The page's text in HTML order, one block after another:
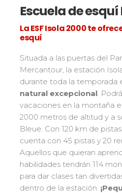
Esquí de travesía 121
Seminario / Team Building
Raquetas
Handiski
Nórdico 88
Por región
Saboya
Alta Saboya 33
Isère 17
Alpes del sur
Macizo Central 4
Adolescentes y
Performance
Mídete con otros
Pruebas de esquí
Niños
Del Ourson a la Étoile d'Or
Adolescentes y
Todos los niveles
Performance
Mídete con otros
Les directs
Suivez les coureurs en direct
Classement esf Ski
Le classement national
Résultats et archives
Ski Open Coq d’Or
Ski d’Or
Challenge des moniteurs
Nordic Skiercross
Mémorial
Les résultats par épreuves
Bank Slalom Boarder
Les résultats par épreuves
Qualification
Les résultats par épreuves
Escuela de
La ESF Isola 2000 te
esquí
Situada a las puertas del
Mercantour, la estación
durante toda la temporada
natural excepcional.
vacaciones en la montaña
2000 metros de altitud y a
Bleue. Con 120 km de
cuenta con 45 pistas y 20
Aquellos que quieran
habilidades tendrán 114
para dar clases tan
dentro de la estación.